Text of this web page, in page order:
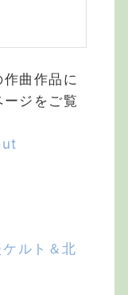
曲作品に
ジをご覧
ルト＆北